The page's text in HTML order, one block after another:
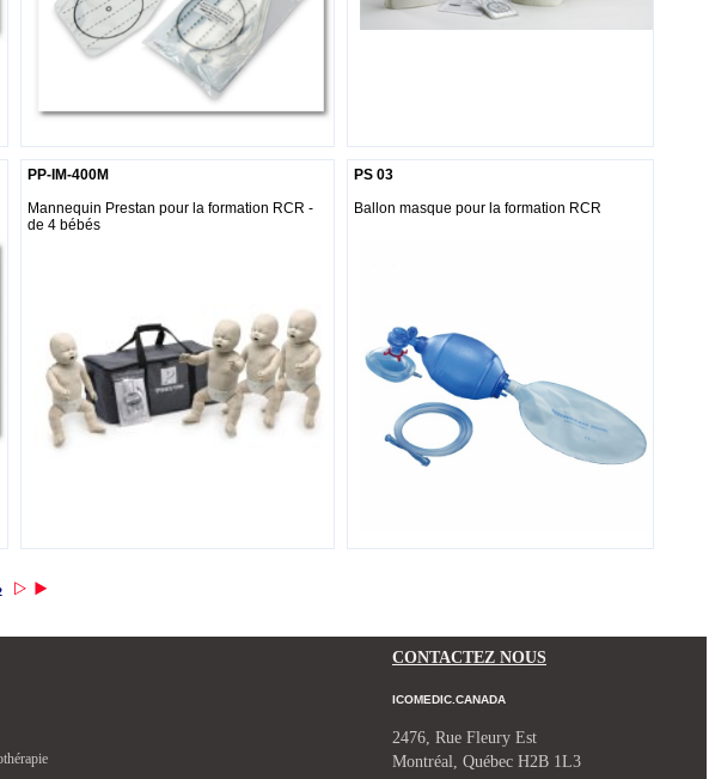
PP-IM-400M
Mannequin Prestan pour la formation RCR -
de 4 bébés
PS 03
Ballon masque pour la formation RCR
CONTACTEZ NOUS
ICOMEDIC.CANADA
2476, Rue Fleury Est
Montréal, Québec H2B 1L3